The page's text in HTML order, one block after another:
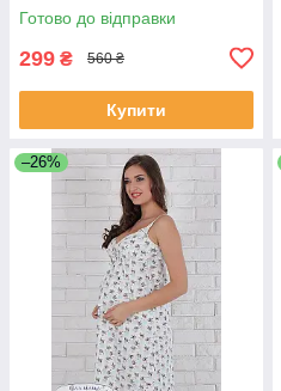
Готово до відправки
299 ₴ 560 ₴
Купити
–26%